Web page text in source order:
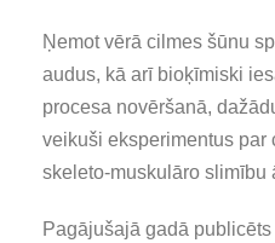
Ņemot vērā cilmes šūnu
audus, kā arī bioķīmiski
procesa novēršanā,
veikuši eksperimentus par
skeleto-muskulāro slimību
Pagājušajā gadā